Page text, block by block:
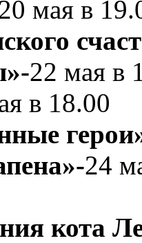
мая в
22 мая в
в 18.00
24
кота